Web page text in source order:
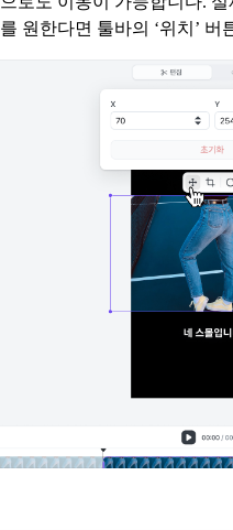
원한다면 툴바의 ‘위치’